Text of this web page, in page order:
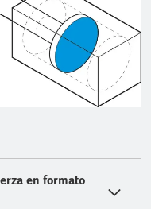
en formato